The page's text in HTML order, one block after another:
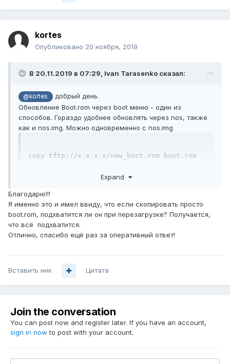
kortes
Опубликовано 20 ноября, 2019
В 20.11.2019 в 07:29, Ivan Tarasenko сказал:
@kortes
добрый день.
Обновление Boot.rom через boot меню - один из
способов. Гораздо удобнее обновлять через nos, также
как и nos.img. Можно одновременно с nos.img
copy tftp://x.x.x.x/new_boot.rom boot.rom
Expand
Благодарю!!!
Я именно это и имел ввиду, что если скопировать просто
boot.rom, подхватится ли он при перезагрузке? Получается,
что всё подхватится.
Отлично, спасибо ещё раз за оперативный ответ!
Вставить ник Цитата
Join the conversation
You can post now and register later. If you have an account,
sign in now to post with your account.